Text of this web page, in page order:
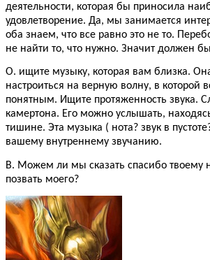
деятельности, которая бы приносила
удовлетворение. Да, мы занимается
оба знаем, что все равно это не то.
не найти то, что нужно. Значит должен
О. ищите музыку, которая вам близка.
настроиться на верную волну, в которой
понятным. Ищите протяженность звука.
камертона. Его можно услышать,
тишине. Эта музыка ( нота? звук в
вашему внутреннему звучанию.
В. Можем ли мы сказать спасибо твоему
позвать моего?